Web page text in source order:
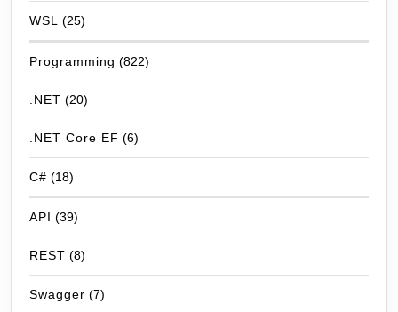
WSL (25)
Programming (822)
.NET (20)
.NET Core EF (6)
C# (18)
API (39)
REST (8)
Swagger (7)